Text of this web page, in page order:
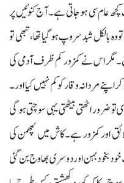
عام سی ہو جاتی ہے۔ آج کنوئیں پر
بالکل شبدسروپ ہو گیا تھا، تبھی تو
مگر اس نے کمزور کم ظرف آدمی کی
مردانہ وقار کو کم نہیں کیا اور۔
ضرور اٹھتی بیٹھتی یہی سوچتی ہو گی
اور کمزور ہے۔کاش میں لچھمن کی
بخود بہن اور دوسری بھاوج بن گئی